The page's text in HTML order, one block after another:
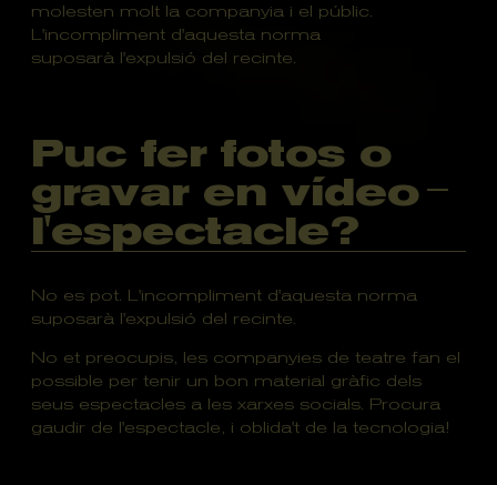
molesten molt la companyia i el públic.
L'incompliment d'aquesta norma
suposarà l'expulsió del recinte.
Puc fer fotos o
gravar en vídeo
l'espectacle?
No es pot. L'incompliment d'aquesta norma
suposarà l'expulsió del recinte.
No et preocupis, les companyies de teatre fan el
possible per tenir un bon material gràfic dels
seus espectacles a les xarxes socials. Procura
gaudir de l'espectacle, i oblida't de la tecnologia!